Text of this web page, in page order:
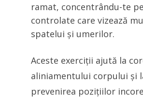
ramat, concentrându-te
controlate care vizează
spatelui și umerilor.
Aceste exerciții ajută la
aliniamentului corpului și
prevenirea pozițiilor